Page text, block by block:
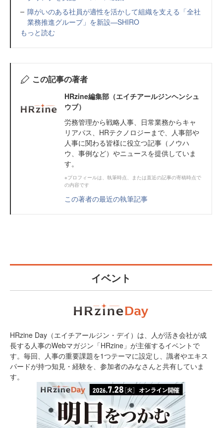
障がいのある社員が適性を活かして組織を支える「全社
業務推進グループ」を新設—SHIRO
もっと読む
この記事の著者
HRzine編集部（エイチアールジンヘンシュ
ウブ）
労務管理から戦略人事、日常業務からキャ
リアパス、HRテクノロジーまで、人事部や
人事に関わる皆様に役立つ記事（ノウハ
ウ、事例など）やニュースを提供していま
す。
※プロフィールは、執筆時点、または直近の記事の寄稿時点で
の内容です
この著者の最近の執筆記事
イベント
HRzine Day（エイチアールジン・デイ）は、人が活き会社が成
長する人事のWebマガジン「HRzine」が主催するイベントで
す。毎回、人事の重要課題を1つテーマに設定し、識者やエキス
パードが持つ知見・経験を、参加者のみなさんと共有していま
す。